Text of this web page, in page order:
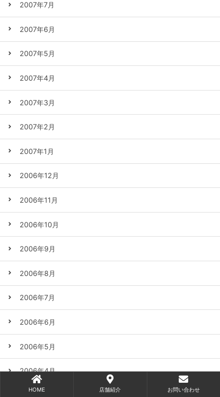
2007年7月
2007年6月
2007年5月
2007年4月
2007年3月
2007年2月
2007年1月
2006年12月
2006年11月
2006年10月
2006年9月
2006年8月
2006年7月
2006年6月
2006年5月
2006年4月
HOME 店舗紹介 お問い合わせ